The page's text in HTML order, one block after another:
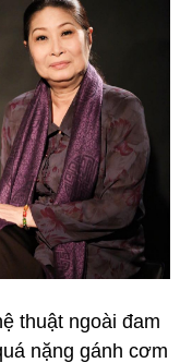
thuật ngoài đam
nặng gánh cơm